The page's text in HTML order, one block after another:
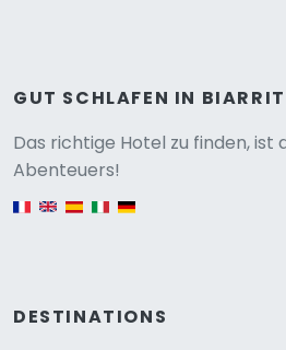
GUT SCHLAFEN IN
Das richtige Hotel zu finden, ist
Abenteuers!
English version
DESTINATIONS